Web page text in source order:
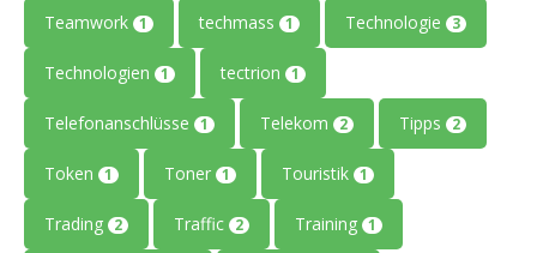
Teamwork 1 techmass 1 Technologie 3
Technologien 1 tectrion 1
Telefonanschlüsse 1 Telekom 2 Tipps 2
Token 1 Toner 1 Touristik 1
Trading 2 Traffic 2 Training 1